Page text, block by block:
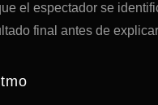
el espectador se
final antes de